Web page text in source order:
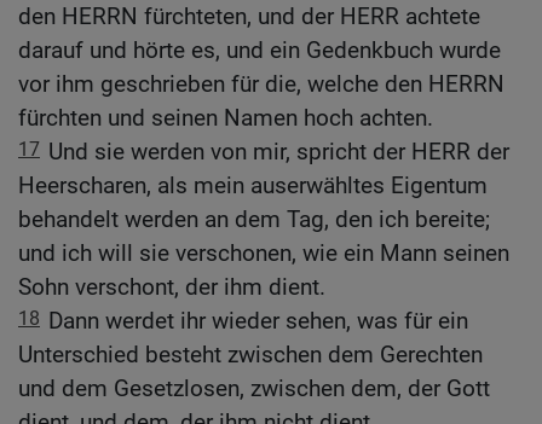
den HERRN fürchteten, und der HERR achtete
darauf und hörte es, und ein Gedenkbuch wurde
vor ihm geschrieben für die, welche den HERRN
fürchten und seinen Namen hoch achten.
17 Und sie werden von mir, spricht der HERR der
Heerscharen, als mein auserwähltes Eigentum
behandelt werden an dem Tag, den ich bereite;
und ich will sie verschonen, wie ein Mann seinen
Sohn verschont, der ihm dient.
18 Dann werdet ihr wieder sehen, was für ein
Unterschied besteht zwischen dem Gerechten
und dem Gesetzlosen, zwischen dem, der Gott